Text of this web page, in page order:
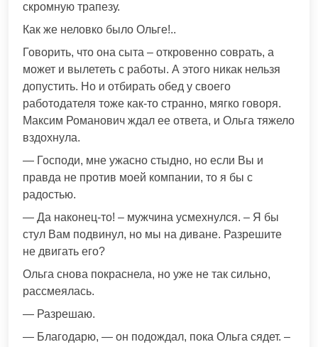
скромную трапезу.
Как же неловко было Ольге!..
Говорить, что она сыта – откровенно соврать, а
может и вылететь с работы. А этого никак нельзя
допустить. Но и отбирать обед у своего
работодателя тоже как-то странно, мягко говоря.
Максим Романович ждал ее ответа, и Ольга тяжело
вздохнула.
— Господи, мне ужасно стыдно, но если Вы и
правда не против моей компании, то я бы с
радостью.
— Да наконец-то! – мужчина усмехнулся. – Я бы
стул Вам подвинул, но мы на диване. Разрешите
не двигать его?
Ольга снова покраснела, но уже не так сильно,
рассмеялась.
— Разрешаю.
— Благодарю, — он подождал, пока Ольга сядет. –